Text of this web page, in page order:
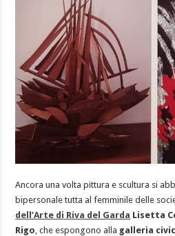
Ancora una volta pittura e scultura si
bipersonale tutta al femminile delle
dell’Arte di Riva del Garda Lisetta
Rigo , che espongono alla galleria